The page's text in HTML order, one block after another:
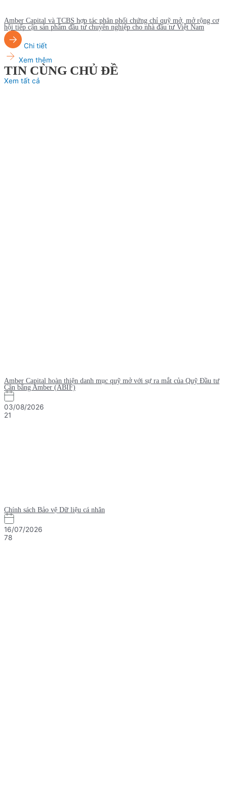
Amber Capital và TCBS hợp tác phân phối chứng chỉ quỹ mở, mở rộng cơ
hội tiếp cận sản phẩm đầu tư chuyên nghiệp cho nhà đầu tư Việt Nam
Chi tiết
Xem thêm
TIN CÙNG CHỦ ĐỀ
Xem tất cả
Amber Capital hoàn thiện danh mục quỹ mở với sự ra mắt của Quỹ Đầu tư
Cân bằng Amber (ABIF)
03/08/2026
21
Chính sách Bảo vệ Dữ liệu cá nhân
16/07/2026
78